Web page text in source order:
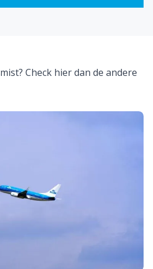
Check hier dan de andere